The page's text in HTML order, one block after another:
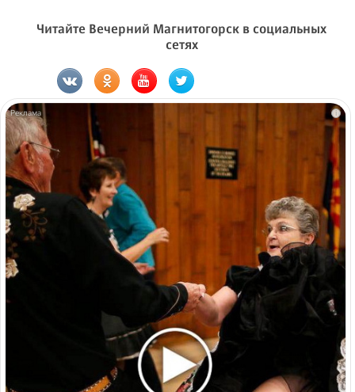
Читайте Вечерний Магнитогорск в социальных
сетях
i